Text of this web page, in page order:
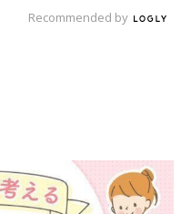
Recommended by